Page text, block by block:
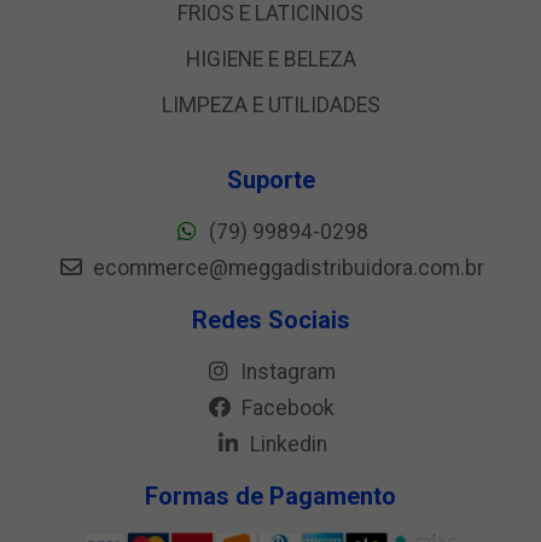
FRIOS E LATICINIOS
HIGIENE E BELEZA
LIMPEZA E UTILIDADES
Suporte
(79) 99894-0298
ecommerce@meggadistribuidora.com.br
Redes Sociais
Instagram
Facebook
Linkedin
Formas de Pagamento